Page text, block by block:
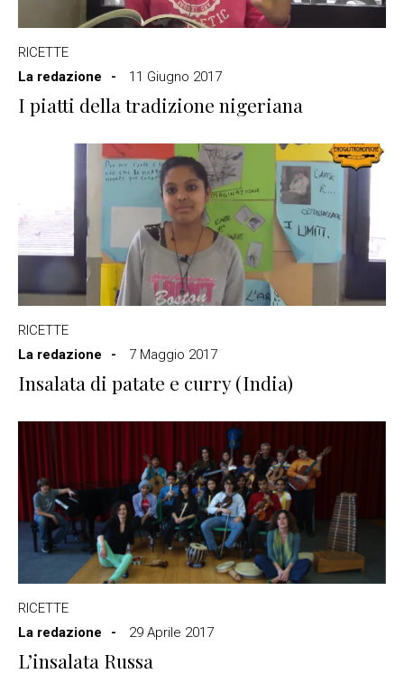
RICETTE
La redazione
11 Giugno 2017
I piatti della tradizione nigeriana
RICETTE
La redazione
7 Maggio 2017
Insalata di patate e curry (India)
RICETTE
La redazione
29 Aprile 2017
L’insalata Russa